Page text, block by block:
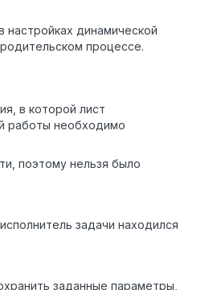
динамической
процессе.
в которой лист
работы необходимо
поэтому нельзя было
задачи находился
заданные параметры,